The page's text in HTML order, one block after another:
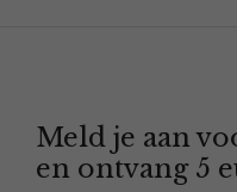
kan
gekozen
Meld je aan
en ontvang 5